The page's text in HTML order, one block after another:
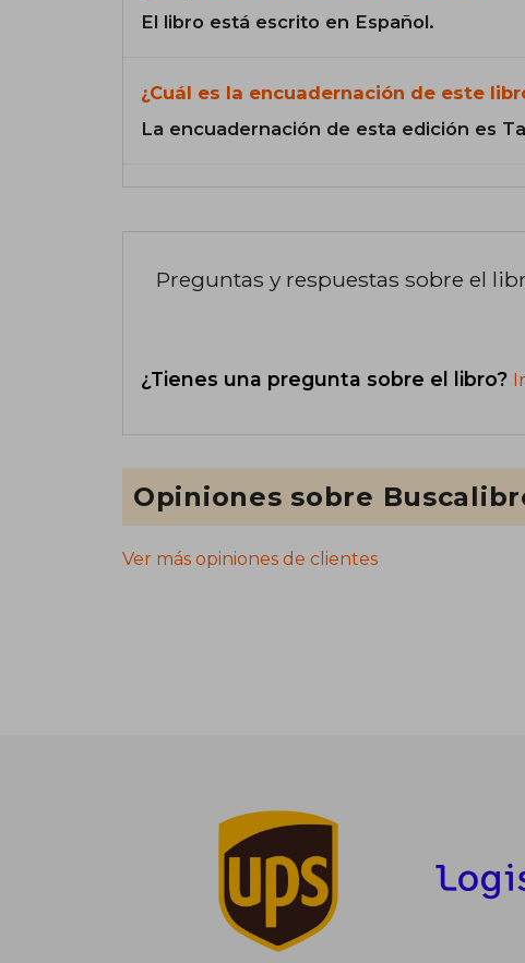
El libro está escrito en Español.
¿Cuál es la encuadernación de este
La encuadernación de esta edición es
Preguntas y respuestas sobre el
¿Tienes una pregunta sobre el libro?
Opiniones sobre
Ver más opiniones de clientes